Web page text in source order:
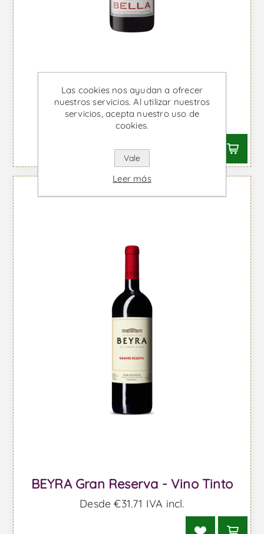
Dom Bella - Vino Tinto
Desde €23,87 IVA incl.
BEYRA Gran Reserva - Vino Tinto
Desde €31,71 IVA incl.
Las cookies nos ayudan a ofrecer
nuestros servicios. Al utilizar nuestros
servicios, acepta nuestro uso de
cookies.
Vale
Leer más